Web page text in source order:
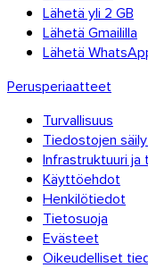
Thunderbird
TransferNow kaikilla
Tietokone, mobiili,
Kaikki sovellukset
Lähetä yli 2 GB
Lähetä Gmaililla
Lähetä
Perusperiaatteet
Turvallisuus
Tiedostojen
Infrastruktuuri ja
Käyttöehdot
Henkilötiedot
Tietosuoja
Evästeet
Oikeudelliset